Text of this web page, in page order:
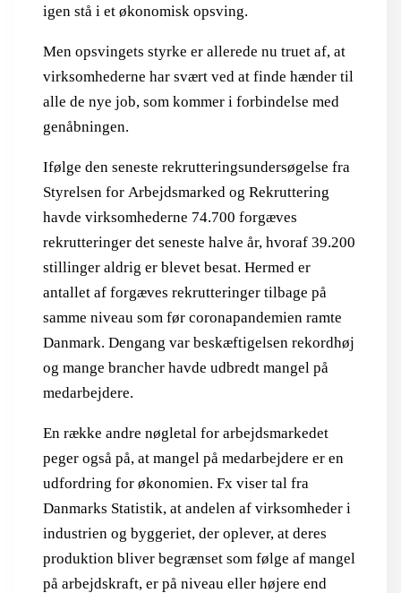
igen stå i et økonomisk opsving.
Men opsvingets styrke er allerede nu truet af, at
virksomhederne har svært ved at finde hænder til
alle de nye job, som kommer i forbindelse med
genåbningen.
Ifølge den seneste rekrutteringsundersøgelse fra
Styrelsen for Arbejdsmarked og Rekruttering
havde virksomhederne 74.700 forgæves
rekrutteringer det seneste halve år, hvoraf 39.200
stillinger aldrig er blevet besat. Hermed er
antallet af forgæves rekrutteringer tilbage på
samme niveau som før coronapandemien ramte
Danmark. Dengang var beskæftigelsen rekordhøj
og mange brancher havde udbredt mangel på
medarbejdere.
En række andre nøgletal for arbejdsmarkedet
peger også på, at mangel på medarbejdere er en
udfordring for økonomien. Fx viser tal fra
Danmarks Statistik, at andelen af virksomheder i
industrien og byggeriet, der oplever, at deres
produktion bliver begrænset som følge af mangel
på arbejdskraft, er på niveau eller højere end